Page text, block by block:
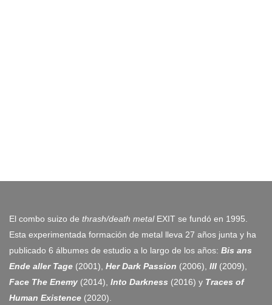
El combo suizo de thrash/death metalEXIT se fundó en 1995.
Esta experimentada formación de metal lleva 27 años junta y ha
publicado 6 álbumes de estudio a lo largo de los años: Bis ans
Ende aller Tage (2001), Her Dark Passion (2006), III (2009),
Face The Enemy (2014), Into Darkness (2016) y Traces of
Human Existence (2020).